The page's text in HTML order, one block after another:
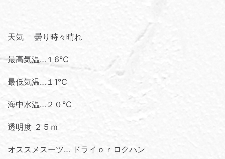
天気 曇り時々晴れ
最高気温…１6℃
最低気温…１1℃
海中水温…２０℃
透明度 ２５ｍ
オススメスーツ… ドライｏｒロクハン